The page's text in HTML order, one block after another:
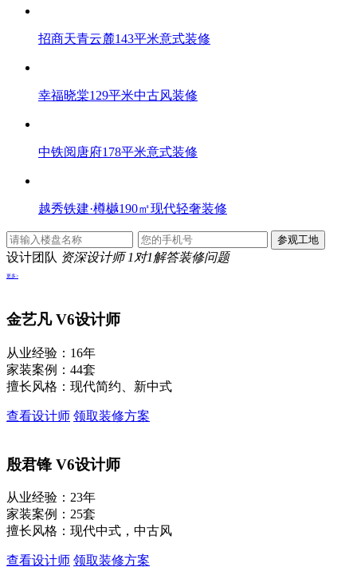
招商天青云麓143平米意式装修
幸福晓棠129平米中古风装修
中铁阅唐府178平米意式装修
越秀铁建·樽樾190㎡现代轻奢装修
设计团队 资深设计师 1对1解答装修问题
更多>
金艺凡V6设计师
从业经验：16年
家装案例：44套
擅长风格：现代简约、新中式
查看设计师 领取装修方案
殷君锋 V6设计师
从业经验：23年
家装案例：25套
擅长风格：现代中式，中古风
查看设计师 领取装修方案